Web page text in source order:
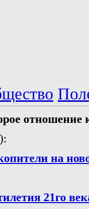
отношение
на
21го